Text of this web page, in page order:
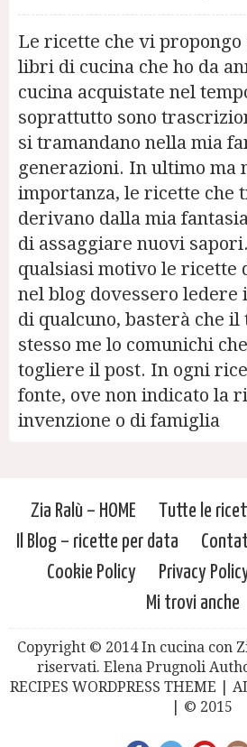
Le ricette che vi propongo
libri di cucina che ho da
cucina acquistate nel
soprattutto sono
si tramandano nella mia
generazioni. In ultimo ma
importanza, le ricette che
derivano dalla mia
di assaggiare nuovi
qualsiasi motivo le ricette
nel blog dovessero
di qualcuno, basterà che
stesso me lo comunichi
togliere il post. In ogni
fonte, ove non indicato la
invenzione o di famiglia
Zia Ralù – HOME
Tutte le
Il Blog – ricette per data
Cookie Policy
Privacy
Mi trovi anche
Copyright © 2014 In cucina con
riservati. Elena Prugnoli
RECIPES WORDPRESS THEME |
| © 2015